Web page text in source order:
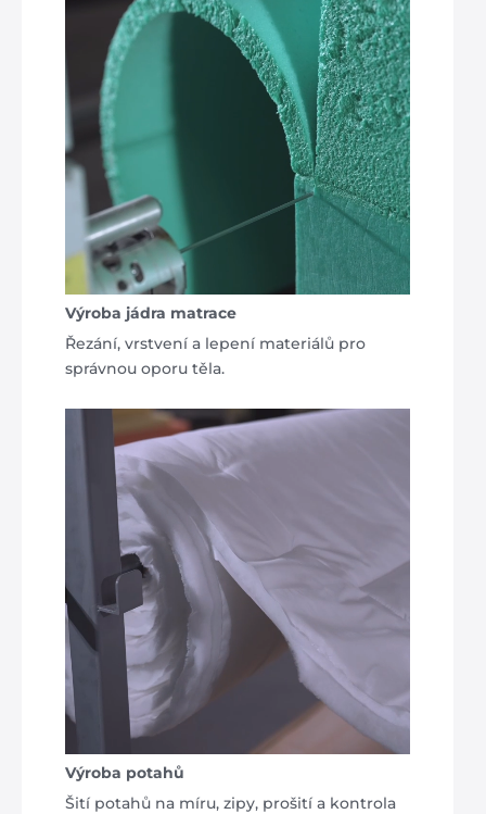
Výroba jádra matrace
Řezání, vrstvení a lepení materiálů pro
správnou oporu těla.
Výroba potahů
Šití potahů na míru, zipy, prošití a kontrola